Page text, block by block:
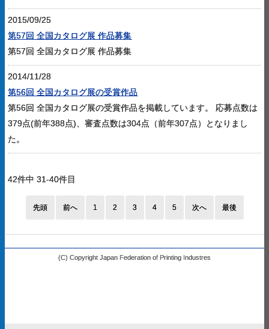
2015/09/25
第57回 全国カタログ展 作品募集
第57回 全国カタログ展 作品募集
2014/11/28
第56回 全国カタログ展の受賞作品
第56回 全国カタログ展の受賞作品を掲載しています。 応募点数は
379点(前年388点)、審査点数は304点（前年307点）となりまし
た。
42件中 31-40件目
先頭 前へ 1 2 3 4 5 次へ 最後
(C) Copyright Japan Federation of Printing Industres